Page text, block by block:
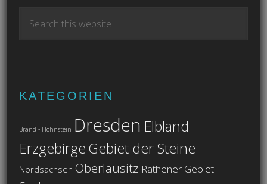
KATEGORIEN
Brand - Hohnstein Dresden Elbland
ErzgebirgeGebiet der Steine
Nordsachsen Oberlausitz Rathener Gebiet